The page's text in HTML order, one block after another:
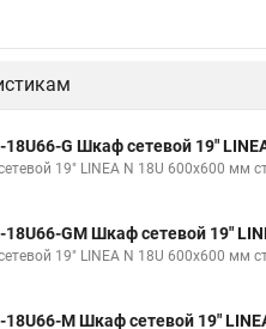
18U66-G Шкаф сетевой 19"
19" LINEA N 18U 600х600 мм
18U66-GM Шкаф сетевой 19"
19" LINEA N 18U 600х600 мм
18U66-M Шкаф сетевой 19"